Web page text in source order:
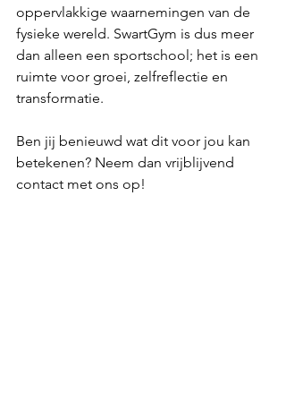
oppervlakkige waarnemingen van de
fysieke wereld. SwartGym is dus meer
dan alleen een sportschool; het is een
ruimte voor groei, zelfreflectie en
transformatie.
Ben jij benieuwd wat dit voor jou kan
betekenen? Neem dan vrijblijvend
contact met ons op!